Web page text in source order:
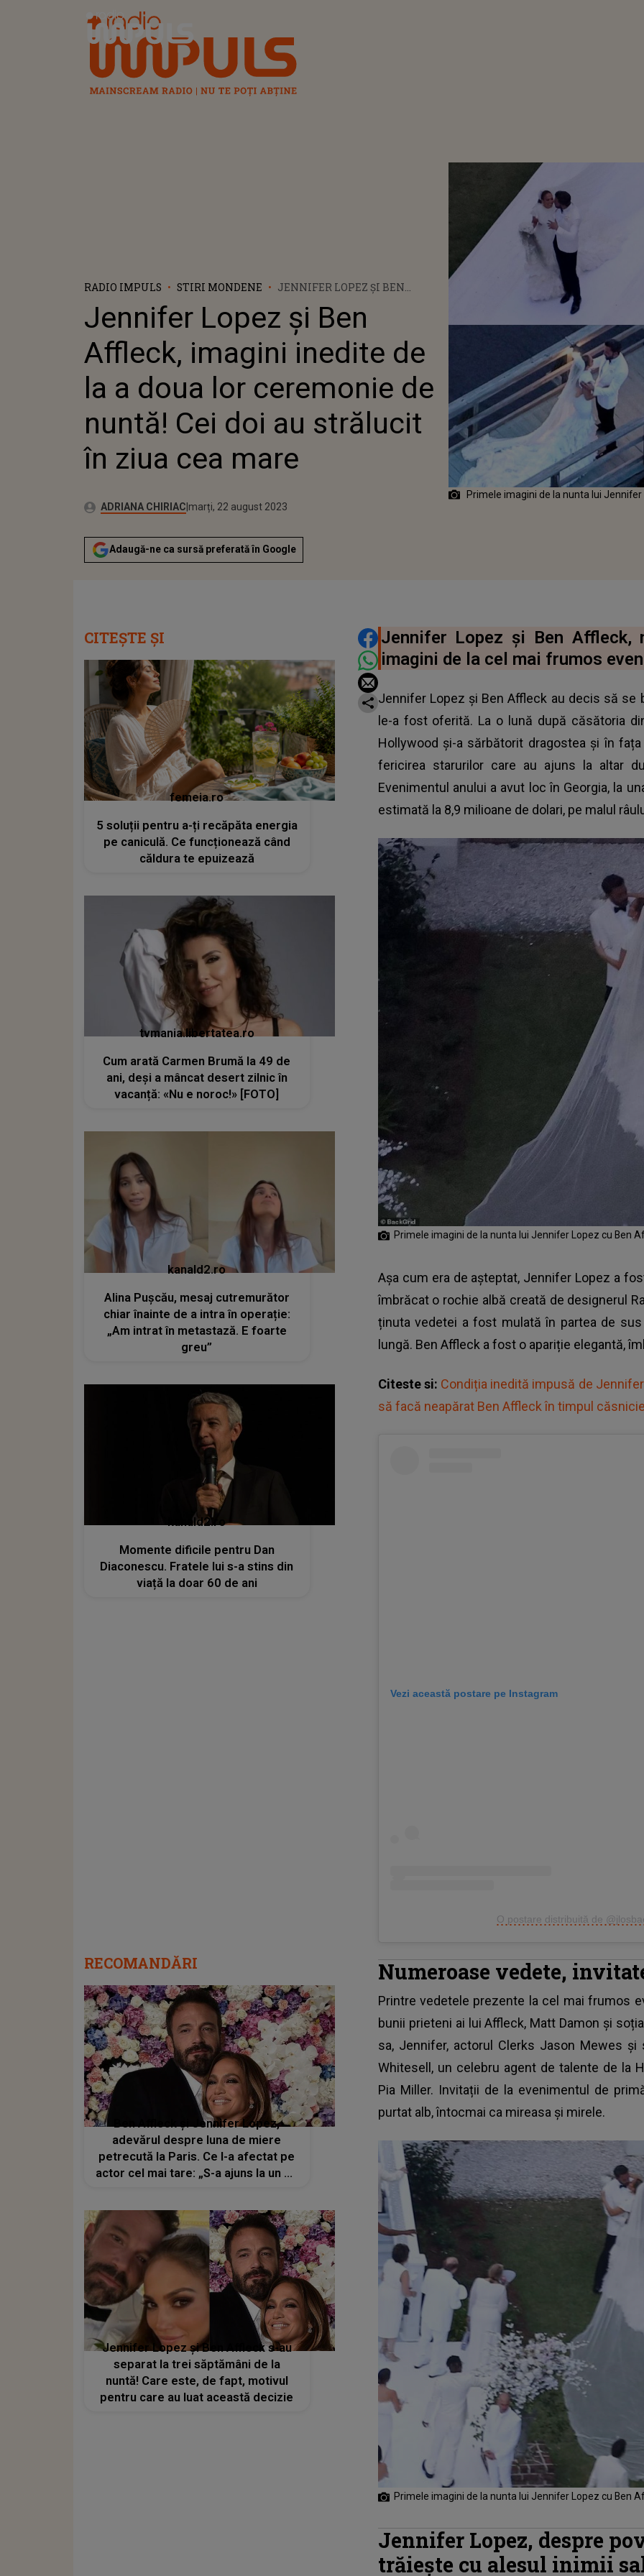
Radio Impuls
RADIO IMPULS STIRI MONDENE
JENNIFER LOPEZ ȘI BEN
LA A DOUA LOR CEREMONIE DE
NUNTĂ! CEI DOI AU STRĂLUCIT
ÎN ZIUA CEA MARE
Jennifer Lopez și Ben
Affleck, imagini inedite de
la a doua lor ceremonie de
nuntă! Cei doi au strălucit
în ziua cea mare
Autor:ADRIANA CHIRIACPublicat:
luni, 22 august 2022
Actualizat:
marți, 22 august 2023
Adaugă-ne ca sursă preferată în Google
Primele imagini de la nunta lui
DISTRIBUIE ARTICOLUL
Jennifer Lopez și Ben Affleck,
imagini de la cel mai frumos
Jennifer Lopez și Ben Affleck au decis să
le-a fost oferită. La o lună după căsătoria
Hollywood și-a sărbătorit dragostea și în
fericirea starurilor care au ajuns la altar
Evenimentul anului a avut loc în Georgia, la
estimată la 8,9 milioane de dolari, pe malul
Primele imagini de la nunta lui Jennifer Lopez cu Ben
Așa cum era de așteptat, Jennifer Lopez a
îmbrăcat o rochie albă creată de designerul
ținuta vedetei a fost mulată în partea de
lungă. Ben Affleck a fost o apariție elegantă,
Citeste si: Condiția inedită impusă de
să facă neapărat Ben Affleck în timpul
Vezi această postare pe Instagram
O postare distribuită de
Numeroase vedete,
Printre vedetele prezente la cel mai frumos
bunii prieteni ai lui Affleck, Matt Damon și
sa, Jennifer, actorul Clerks Jason Mewes
Whitesell, un celebru agent de talente de la
Pia Miller. Invitații de la evenimentul de
purtat alb, întocmai ca mireasa și mirele.
Primele imagini de la nunta lui Jennifer Lopez cu Ben
Jennifer Lopez, despre
trăiește cu alesul inimii
CITEȘTE ȘI
femeia.ro
5 soluții pentru a-ți recăpăta energia
pe caniculă. Ce funcționează când
căldura te epuizează
tvmania.libertatea.ro
Cum arată Carmen Brumă la 49 de
ani, deși a mâncat desert zilnic în
vacanță: «Nu e noroc!» [FOTO]
kanald2.ro
Alina Pușcău, mesaj cutremurător
chiar înainte de a intra în operație:
„Am intrat în metastază. E foarte
greu”
kanald2.ro
Momente dificile pentru Dan
Diaconescu. Fratele lui s-a stins din
viață la doar 60 de ani
RECOMANDĂRI
Ben Affleck și Jennifer Lopez,
adevărul despre luna de miere
petrecută la Paris. Ce l-a afectat pe
actor cel mai tare: „S-a ajuns la un alt
Jennifer Lopez și Ben Affleck s-au
separat la trei săptămâni de la
nuntă! Care este, de fapt, motivul
pentru care au luat această decizie